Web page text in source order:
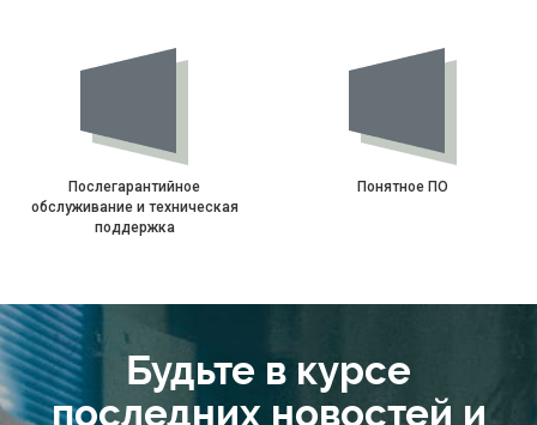
Послегарантийное
обслуживание и техническая
поддержка
Понятное ПО
Будьте в курсе
последних новостей и